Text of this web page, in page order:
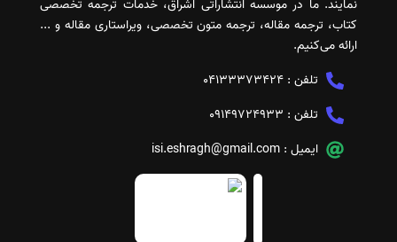
نمایند. ما در موسسه انتشاراتی اشراق، خدمات ترجمه تخصصی
کتاب، ترجمه مقاله، ترجمه متون تخصصی، ویراستاری مقاله و ...
ارائه می‌کنیم.
تلفن : 04133373424
تلفن : 09149724933
ایمیل : isi.eshragh@gmail.com